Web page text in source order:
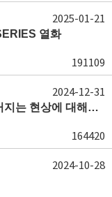
열화
191109
2025-01-21
HF와 LF중 LF REFLECT POWER가 커지는 현상에 대해서 도움이 필요합니다.
164420
2024-12-31
2024-10-28